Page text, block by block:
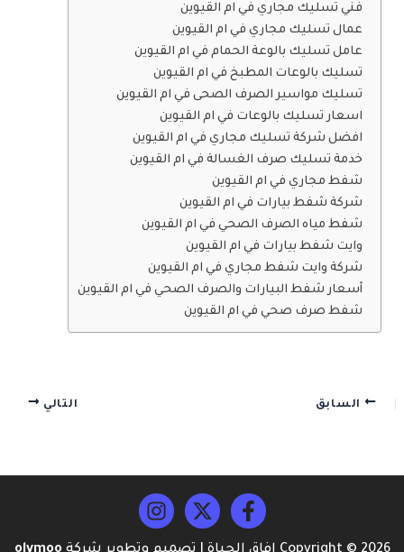
فني تسليك مجاري في ام القيوين
عمال تسليك مجاري في ام القيوين
عامل تسليك بالوعة الحمام في ام القيوين
تسليك بالوعات المطبخ في ام القيوين
تسليك مواسير الصرف الصحى في ام القيوين
اسعار تسليك بالوعات في ام القيوين
افضل شركة تسليك مجاري في ام القيوين
خدمة تسليك صرف الغسالة في ام القيوين
شفط مجاري في ام القيوين
شركة شفط بيارات في ام القيوين
شفط مياه الصرف الصحي في ام القيوين
وايت شفط بيارات في ام القيوين
شركة وايت شفط مجاري في ام القيوين
أسعار شفط البيارات والصرف الصحي في ام القيوين
شفط صرف صحي في ام القيوين
السابق التالي